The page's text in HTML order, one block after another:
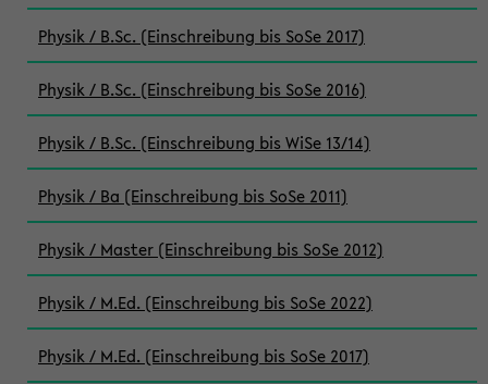
Physik / B.Sc. (Einschreibung bis SoSe 2017)
Physik / B.Sc. (Einschreibung bis SoSe 2016)
Physik / B.Sc. (Einschreibung bis WiSe 13/14)
Physik / Ba (Einschreibung bis SoSe 2011)
Physik / Master (Einschreibung bis SoSe 2012)
Physik / M.Ed. (Einschreibung bis SoSe 2022)
Physik / M.Ed. (Einschreibung bis SoSe 2017)